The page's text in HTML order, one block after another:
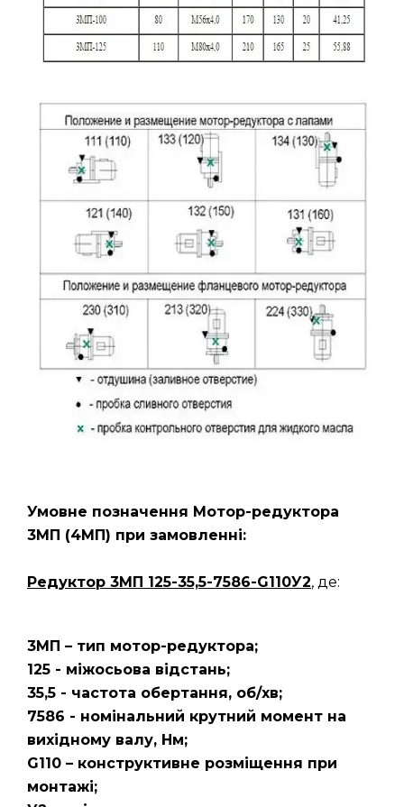
Умовне позначення Мотор-редуктора
3МП (4МП) при замовленні:
Редуктор 3МП 125-35,5-7586-G110У2, де:
3МП – тип мотор-редуктора;
125 - міжосьова відстань;
35,5 - частота обертання, об/хв;
7586 - номінальний крутний момент на
вихідному валу, Нм;
G110 – конструктивне розміщення при
монтажі;